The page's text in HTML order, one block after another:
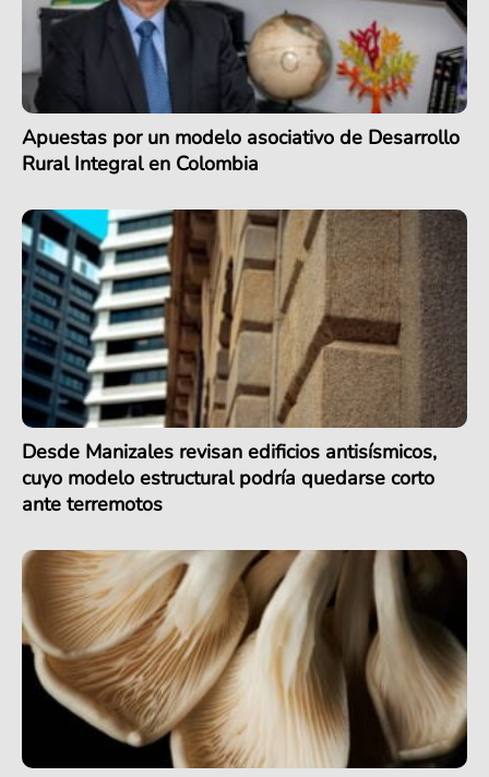
Apuestas por un modelo asociativo de Desarrollo
Rural Integral en Colombia
Desde Manizales revisan edificios antisísmicos,
cuyo modelo estructural podría quedarse corto
ante terremotos